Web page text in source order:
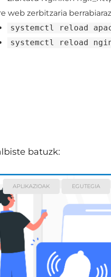
web zerbitzaria
systemctl reload
systemctl reload
batuzk:
APLIKAZIOAK EGUTEGIA